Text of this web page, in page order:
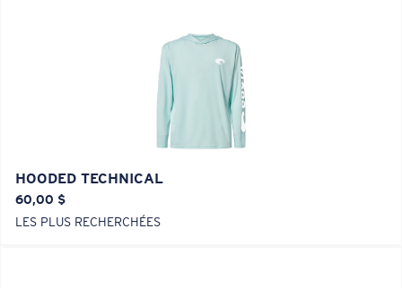
HOODED TECHNICAL
60,00 $
LES PLUS RECHERCHÉES